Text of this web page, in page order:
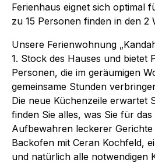
Ferienhaus eignet sich optimal
zu 15 Personen finden in den 2
Unsere Ferienwohnung
1. Stock des Hauses und bietet
Personen, die im geräumigen
gemeinsame Stunden
Die neue Küchenzeile erwartet
finden Sie alles, was Sie für
Aufbewahren leckerer Gerichte
Backofen mit Ceran Kochfeld,
und natürlich alle notwendigen